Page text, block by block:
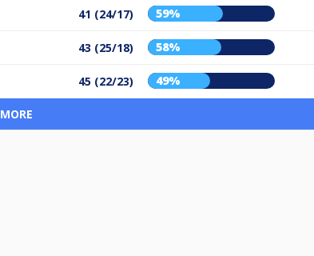
41 (24/17) 59%
43 (25/18) 58%
45 (22/23) 49%